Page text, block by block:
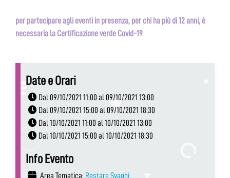
per partecipare agli eventi in presenza, per chi ha più di 12 anni, è
necessaria la Certificazione verde Covid-19
Date e Orari
Dal 09/10/2021 11:00 al 09/10/2021 13:00
Dal 09/10/2021 15:00 al 09/10/2021 18:30
Dal 10/10/2021 11:00 al 10/10/2021 13:00
Dal 10/10/2021 15:00 al 10/10/2021 18:30
Info Evento
Area Tematica: Restare Svaghi